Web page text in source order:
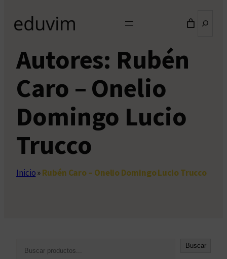
Autores: Rubén
Caro – Onelio
Domingo Lucio
Trucco
Inicio»Rubén Caro – Onelio Domingo Lucio Trucco
Buscar